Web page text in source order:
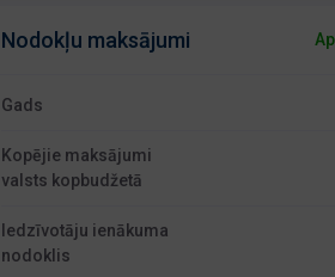
Nodokļu maksājumi
Gads
Kopējie maksājumi
valsts kopbudžetā
Iedzīvotāju ienākuma
nodoklis